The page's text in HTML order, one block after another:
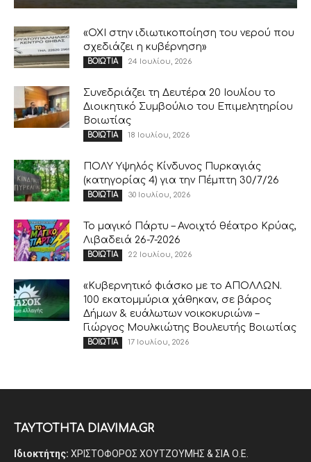
«ΟΧΙ στην ιδιωτικοποίηση του νερού που
σχεδιάζει η κυβέρνηση»
ΒΟΙΩΤΙΑ 24 Ιουλίου, 2026
Συνεδριάζει τη Δευτέρα 20 Ιουλίου το
Διοικητικό Συμβούλιο του Επιμελητηρίου
Βοιωτίας
ΒΟΙΩΤΙΑ 18 Ιουλίου, 2026
ΠΟΛΥ Υψηλός Κίνδυνος Πυρκαγιάς
(κατηγορίας 4) για την Πέμπτη 30/7/26
ΒΟΙΩΤΙΑ 30 Ιουλίου, 2026
Το μαγικό Πάρτυ – Ανοιχτό θέατρο Κρύας,
Λιβαδειά 26-7-2026
ΒΟΙΩΤΙΑ 22 Ιουλίου, 2026
«Κυβερνητικό φιάσκο με το ΑΠΟΛΛΩΝ.
100 εκατομμύρια χάθηκαν, σε βάρος
Δήμων & ευάλωτων νοικοκυριών» –
Γιώργος Μουλκιώτης Βουλευτής Βοιωτίας
ΒΟΙΩΤΙΑ 17 Ιουλίου, 2026
ΤΑΥΤΟΤΗΤΑ DIAVIMA.GR
Ιδιοκτήτης: ΧΡΙΣΤΟΦΟΡΟΣ ΧΟΥΤΖΟΥΜΗΣ & ΣΙΑ Ο.Ε.